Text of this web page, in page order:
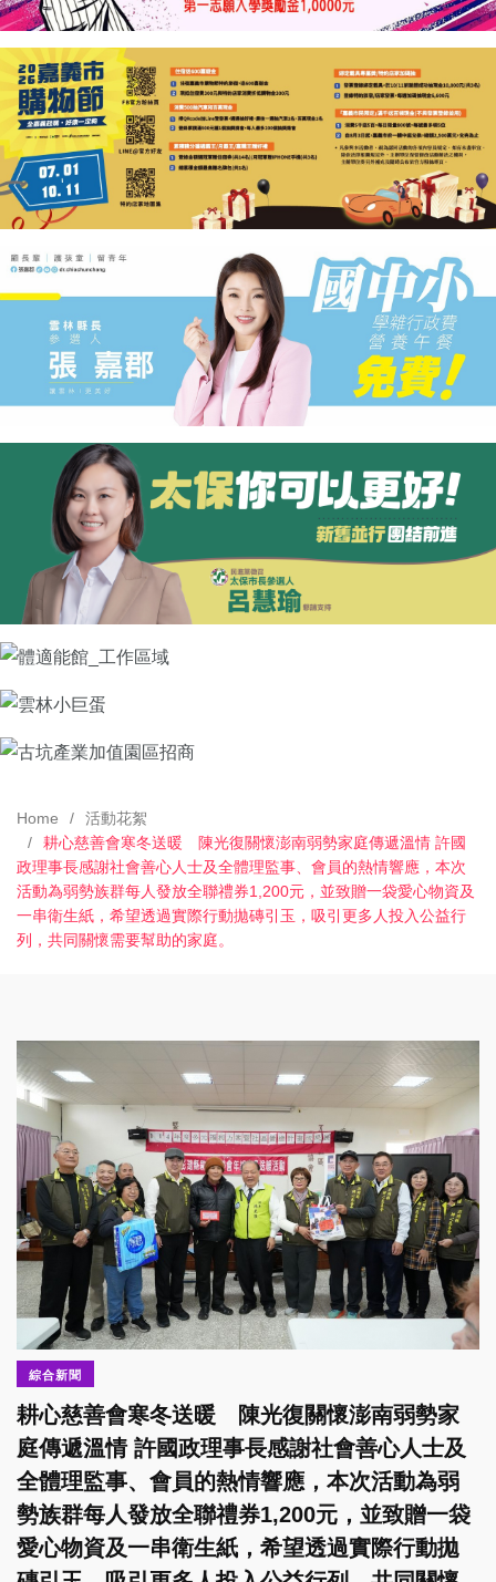
Home
活動花絮
耕心慈善會寒冬送暖 陳光復關懷澎南弱勢家庭傳遞溫情 許國
政理事長感謝社會善心人士及全體理監事、會員的熱情響應，本次
活動為弱勢族群每人發放全聯禮券1,200元，並致贈一袋愛心物資及
一串衛生紙，希望透過實際行動拋磚引玉，吸引更多人投入公益行
列，共同關懷需要幫助的家庭。
綜合新聞
耕心慈善會寒冬送暖 陳光復關懷澎南弱勢家
庭傳遞溫情 許國政理事長感謝社會善心人士及
全體理監事、會員的熱情響應，本次活動為弱
勢族群每人發放全聯禮券1,200元，並致贈一袋
愛心物資及一串衛生紙，希望透過實際行動拋